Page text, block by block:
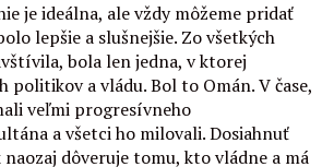
je ideálna, ale vždy môžeme pridať
lepšie a slušnejšie. Zo všetkých
bola len jedna, v ktorej
politikov a vládu. Bol to Omán. V čase,
veľmi progresívneho
a všetci ho milovali. Dosiahnuť
naozaj dôveruje tomu, kto vládne a má